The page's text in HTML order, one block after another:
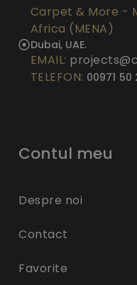
Carpet & More -
Africa (MENA)
Dubai, UAE.
EMAIL:
TELEFON: 00971 50
Contul meu
Despre noi
Contact
Favorite